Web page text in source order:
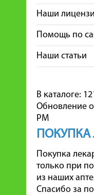
Наши
Помощь по
Наши статьи
В каталоге:
Обновление
PM
ПОКУПКА
Покупка
только при
из наших
Спасибо за